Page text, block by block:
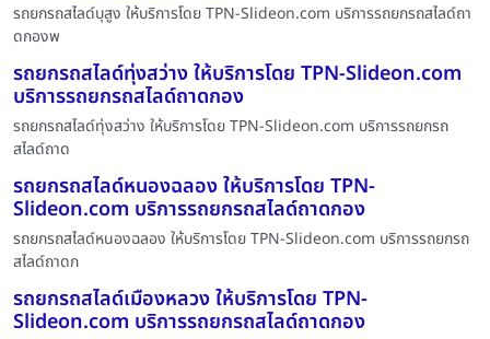
รถยกรถสไลด์บุสูง ให้บริการโดย TPN-Slideon.com บริการรถยกรถสไลด์ถา
ดกองพ
รถยกรถสไลด์ทุ่งสว่าง ให้บริการโดย TPN-Slideon.com
บริการรถยกรถสไลด์ถาดกอง
รถยกรถสไลด์ทุ่งสว่าง ให้บริการโดย TPN-Slideon.com บริการรถยกรถ
สไลด์ถาด
รถยกรถสไลด์หนองฉลอง ให้บริการโดย TPN-
Slideon.com บริการรถยกรถสไลด์ถาดกอง
รถยกรถสไลด์หนองฉลอง ให้บริการโดย TPN-Slideon.com บริการรถยกรถ
สไลด์ถาดก
รถยกรถสไลด์เมืองหลวง ให้บริการโดย TPN-
Slideon.com บริการรถยกรถสไลด์ถาดกอง